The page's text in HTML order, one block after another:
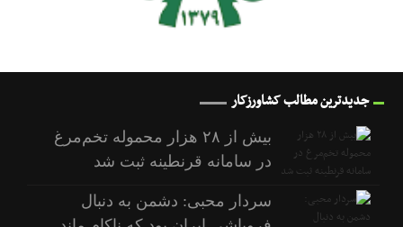
جدیدترین مطالب کشاورزکار
بیش از ۲۸ هزار محموله تخم‌مرغ
در سامانه قرنطینه ثبت شد
سردار محبی: دشمن به دنبال